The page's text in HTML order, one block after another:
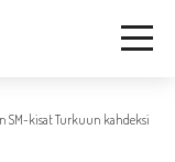
SM-kisat Turkuun kahdeksi